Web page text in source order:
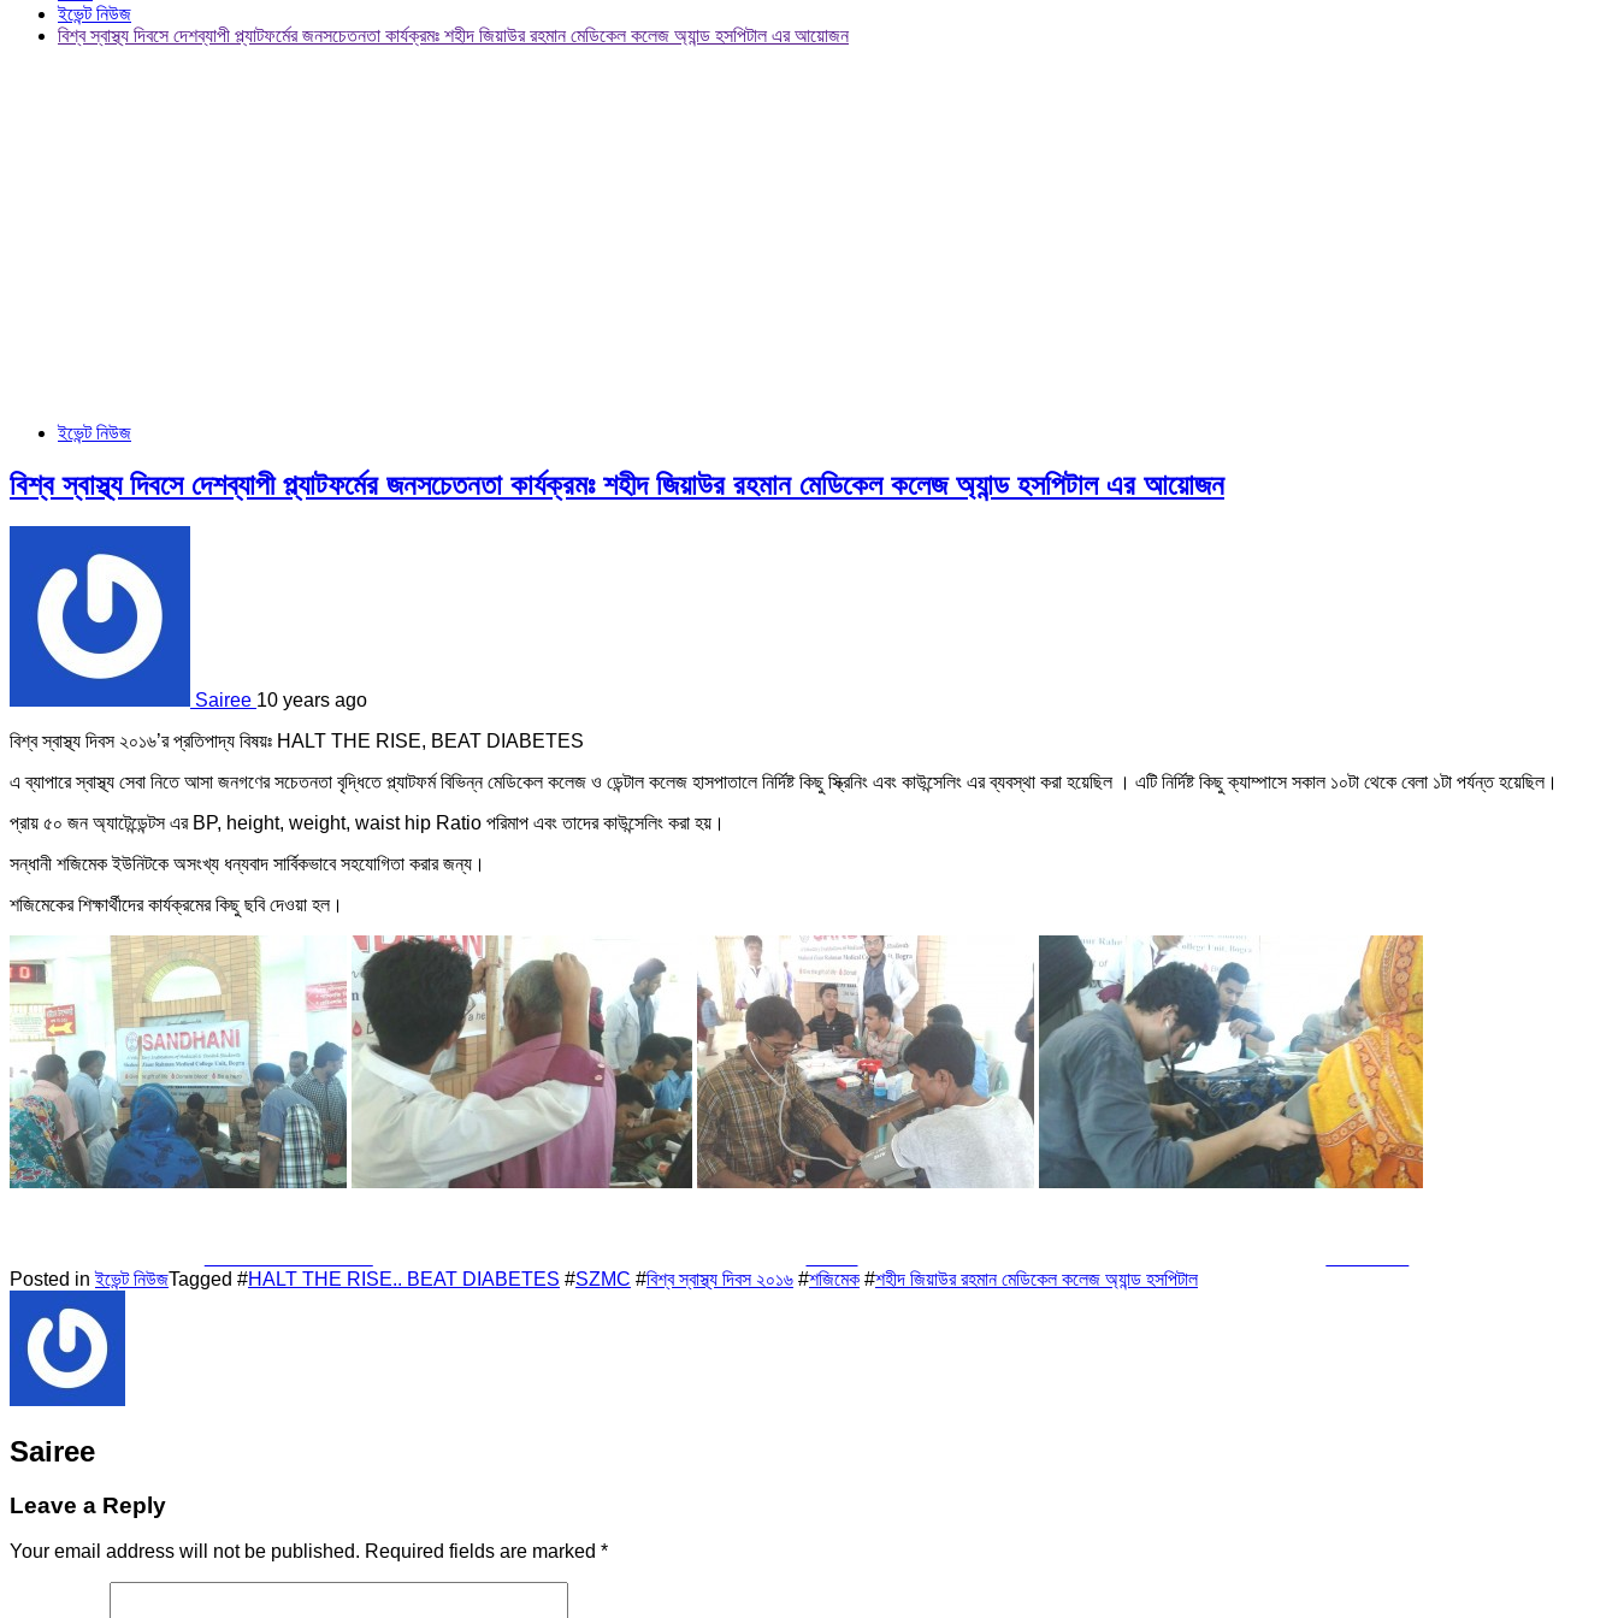
ইভেন্ট নিউজ
বিশ্ব স্বাস্থ্য দিবসে দেশব্যাপী প্ল্যাটফর্মের জনসচেতনতা কার্যক্রমঃ শহীদ জিয়াউর রহমান মেডিকেল কলেজ অ্যান্ড হসপিটাল এর আয়োজন
ইভেন্ট নিউজ
বিশ্ব স্বাস্থ্য দিবসে দেশব্যাপী প্ল্যাটফর্মের জনসচেতনতা কার্যক্রমঃ শহীদ জিয়াউর রহমান মেডিকেল কলেজ অ্যান্ড হসপিটাল এর আয়োজন
Sairee 10 years ago
বিশ্ব স্বাস্থ্য দিবস ২০১৬’র প্রতিপাদ্য বিষয়ঃ HALT THE RISE, BEAT DIABETES
এ ব্যাপারে স্বাস্থ্য সেবা নিতে আসা জনগণের সচেতনতা বৃদ্ধিতে প্ল্যাটফর্ম বিভিন্ন মেডিকেল কলেজ ও ডেন্টাল কলেজ হাসপাতালে নির্দিষ্ট কিছু স্ক্রিনিং এবং কাউন্সেলিং এর ব্যবস্থা করা হয়েছিল । এটি নির্দিষ্ট কিছু ক্যাম্পাসে সকাল ১০টা থেকে বেলা ১টা পর্যন্ত হয়েছিল।
প্রায় ৫০ জন অ্যাটেন্ডেন্টস এর BP, height, weight, waist hip Ratio পরিমাপ এবং তাদের কাউন্সেলিং করা হয়।
সন্ধানী শজিমেক ইউনিটকে অসংখ্য ধন্যবাদ সার্বিকভাবে সহযোগিতা করার জন্য।
শজিমেকের শিক্ষার্থীদের কার্যক্রমের কিছু ছবি দেওয়া হল।
Posted inইভেন্ট নিউজTagged #HALT THE RISE.. BEAT DIABETES #SZMC #বিশ্ব স্বাস্থ্য দিবস ২০১৬ #শজিমেক #শহীদ জিয়াউর রহমান মেডিকেল কলেজ অ্যান্ড হসপিটাল
Sairee
Leave a Reply
Your email address will not be published. Required fields are marked *